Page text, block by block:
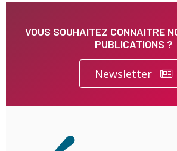
VOUS SOUHAITEZ CONNAITRE
PUBLICATIONS ?
Newsletter